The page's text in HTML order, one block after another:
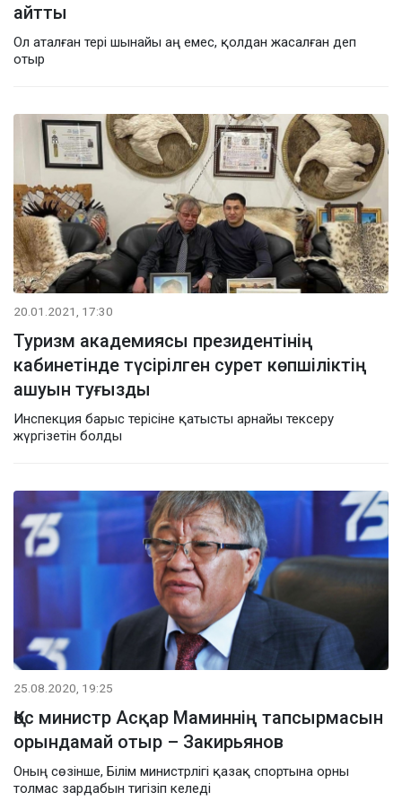
айтты
Ол аталған тері шынайы аң емес, қолдан жасалған деп
отыр
20.01.2021, 17:30
Туризм академиясы президентінің
кабинетінде түсірілген сурет көпшіліктің
ашуын туғызды
Инспекция барыс терісіне қатысты арнайы тексеру
жүргізетін болды
25.08.2020, 19:25
Қос министр Асқар Маминнің тапсырмасын
орындамай отыр – Закирьянов
Оның сөзінше, Білім министрлігі қазақ спортына орны
толмас зардабын тигізіп келеді